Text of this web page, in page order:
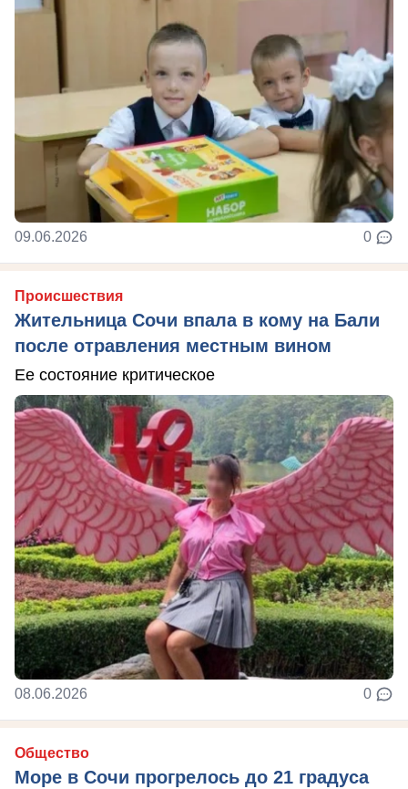
09.06.2026 0
Происшествия
Жительница Сочи впала в кому на Бали
после отравления местным вином
Ее состояние критическое
08.06.2026 0
Общество
Море в Сочи прогрелось до 21 градуса